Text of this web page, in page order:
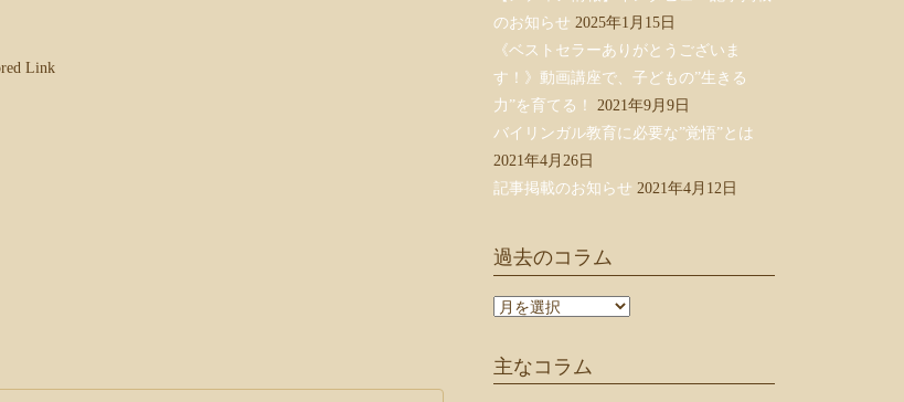
Link
のお知らせ 2025年1月15日
《ベストセラーありがとうございま
す！》動画講座で、子どもの”生きる
力”を育てる！
2021年9月9日
バイリンガル教育に必要な”覚悟”とは
2021年4月26日
記事掲載のお知らせ 2021年4月12日
過去のコラム
過
コ
主なコラム